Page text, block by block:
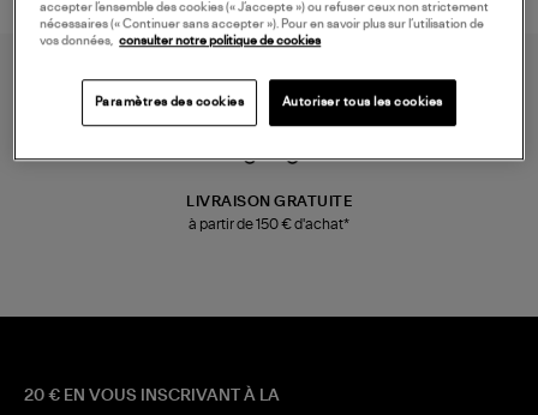
LIVRAISON GRATUITE
à partir de 150 € d'achat*
20 € EN VOUS INSCRIVANT À LA
accepter l’ensemble des cookies (« J’accepte ») ou refuser ceux non strictement
nécessaires (« Continuer sans accepter »). Pour en savoir plus sur l’utilisation de
vos données, consulter notre politique de cookies
Paramètres des cookies Autoriser tous les cookies